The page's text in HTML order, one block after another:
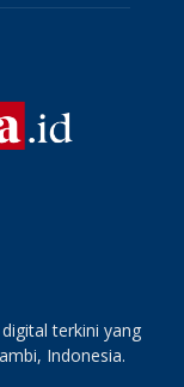
terkini yang
Indonesia.